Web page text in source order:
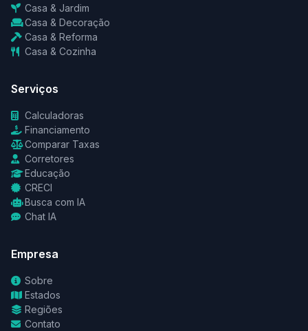
Casa & Jardim
Casa & Decoração
Casa & Reforma
Casa & Cozinha
Serviços
Calculadoras
Financiamento
Comparar Taxas
Corretores
Educação
CRECI
Busca com IA
Chat IA
Empresa
Sobre
Estados
Regiões
Contato